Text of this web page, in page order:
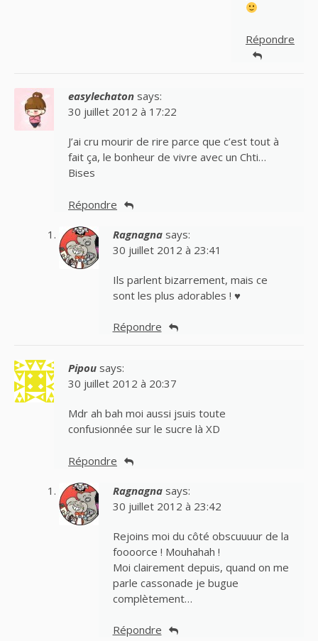
Répondre
easylechaton says:
30 juillet 2012 à 17:22
J’ai cru mourir de rire parce que c’est tout à
fait ça, le bonheur de vivre avec un Chti…
Bises
Répondre
Ragnagna says:
30 juillet 2012 à 23:41
Ils parlent bizarrement, mais ce
sont les plus adorables ! ♥
Répondre
Pipou says:
30 juillet 2012 à 20:37
Mdr ah bah moi aussi jsuis toute
confusionnée sur le sucre là XD
Répondre
Ragnagna says:
30 juillet 2012 à 23:42
Rejoins moi du côté obscuuuur de la
foooorce ! Mouhahah !
Moi clairement depuis, quand on me
parle cassonade je bugue
complètement…
Répondre